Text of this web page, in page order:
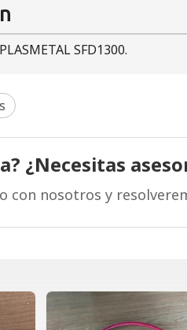
SFD1300.
¿Necesitas
con nosotros y